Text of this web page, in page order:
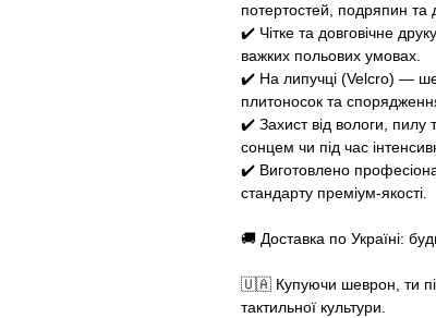
потертостей, подряпин та
✔️ Чітке та довговічне
важких польових умовах.
✔️ На липучці (Velcro) —
плитоносок та
✔️ Захист від вологи,
сонцем чи під час
✔️ Виготовлено
стандарту преміум-якості.
🚚 Доставка по Україні:
🇺🇦 Купуючи шеврон, ти
тактильної культури.